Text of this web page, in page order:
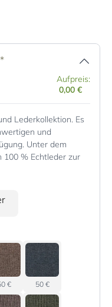
*
Aufpreis:
0,00 €
Lederkollektion. Es
und
Unter dem
100 % Echtleder zur
€ 50 €